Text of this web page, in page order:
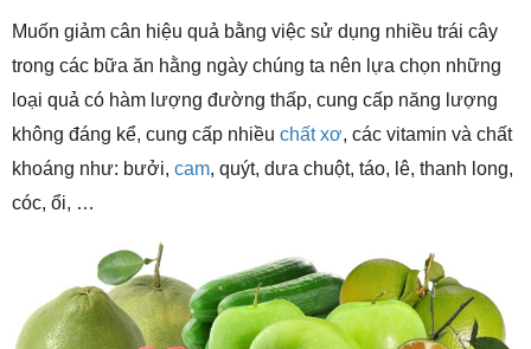
Muốn giảm cân hiệu quả bằng việc sử dụng nhiều trái cây
trong các bữa ăn hằng ngày chúng ta nên lựa chọn những
loại quả có hàm lượng đường thấp, cung cấp năng lượng
không đáng kể, cung cấp nhiều chất xơ, các vitamin và chất
khoáng như: bưởi, cam, quýt, dưa chuột, táo, lê, thanh long,
cóc, ổi, …